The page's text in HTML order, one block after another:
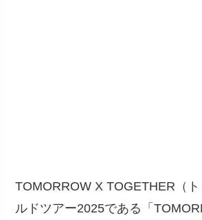
TOMORROW X TOGETHER（
ルドツアー2025である「